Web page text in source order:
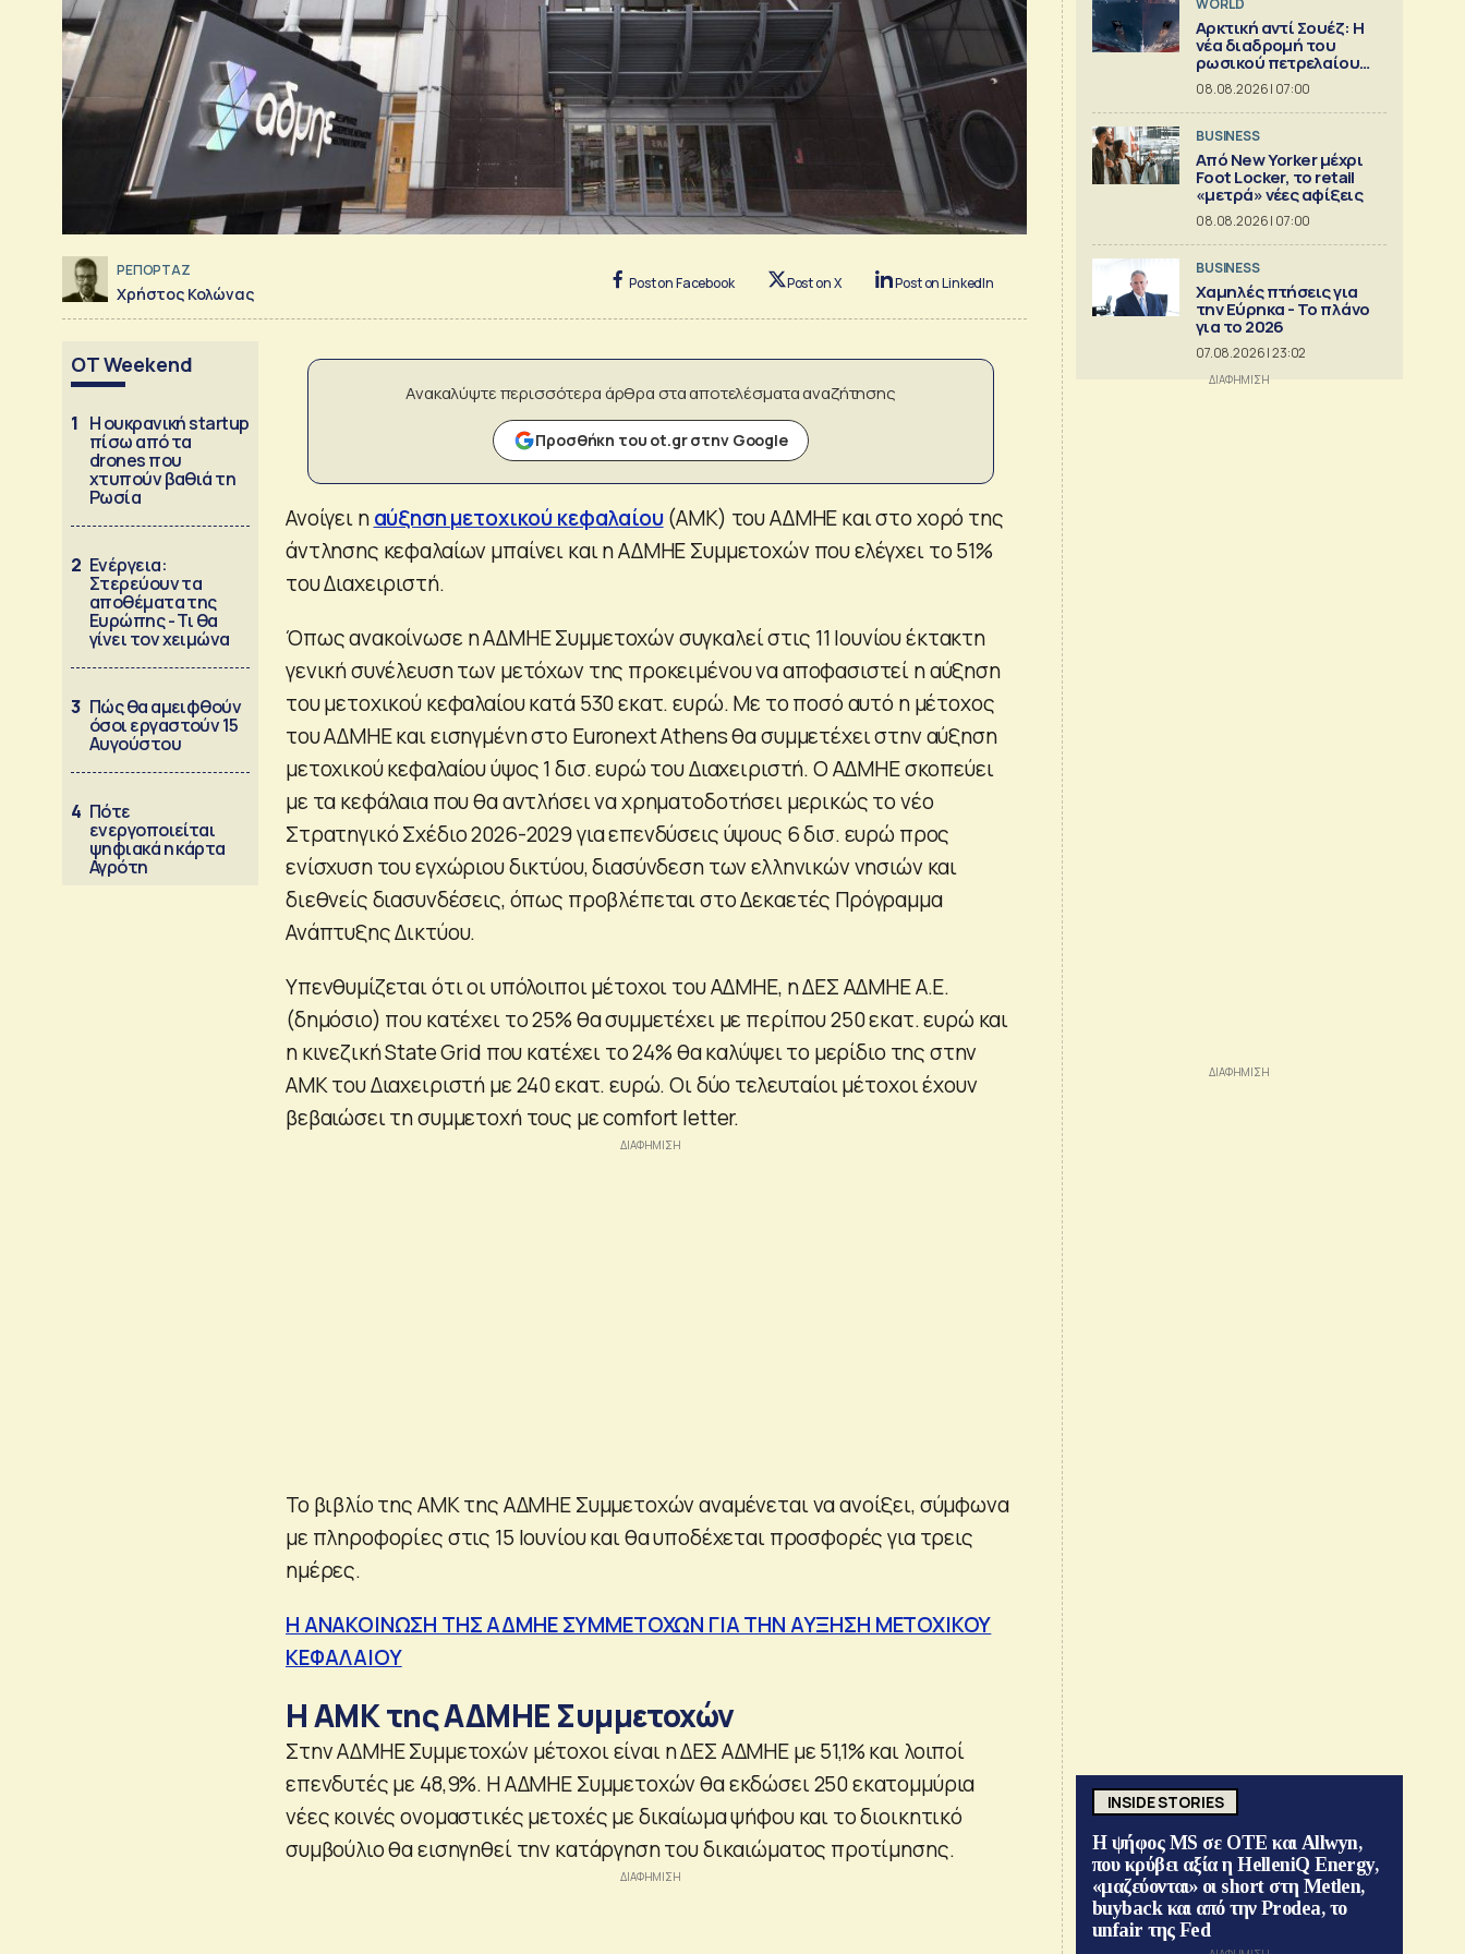
ΡΕΠΟΡΤΑΖ
Χρήστος Κολώνας
Post on Facebook Post on X Post on LinkedIn
OT Weekend
1 Η ουκρανική startup
πίσω από τα
drones που
χτυπούν βαθιά τη
Ρωσία
2 Ενέργεια:
Στερεύουν τα
αποθέματα της
Ευρώπης - Τι θα
γίνει τον χειμώνα
3 Πώς θα αμειφθούν
όσοι εργαστούν 15
Αυγούστου
4 Πότε
ενεργοποιείται
ψηφιακά η κάρτα
Αγρότη
Ανακαλύψτε περισσότερα άρθρα στα αποτελέσματα αναζήτησης
Προσθήκη του ot.gr στην Google
Ανοίγει ηαύξηση μετοχικού κεφαλαίου(ΑΜΚ) του ΑΔΜΗΕ και στο χορό της
άντλησης κεφαλαίων μπαίνει και η ΑΔΜΗΕ Συμμετοχών που ελέγχει το 51%
του Διαχειριστή.
Όπως ανακοίνωσε η ΑΔΜΗΕ Συμμετοχών συγκαλεί στις 11 Ιουνίου έκτακτη
γενική συνέλευση των μετόχων της προκειμένου να αποφασιστεί η αύξηση
του μετοχικού κεφαλαίου κατά 530 εκατ. ευρώ. Με το ποσό αυτό η μέτοχος
του ΑΔΜΗΕ και εισηγμένη στο Euronext Athens θα συμμετέχει στην αύξηση
μετοχικού κεφαλαίου ύψος 1 δισ. ευρώ του Διαχειριστή. Ο ΑΔΜΗΕ σκοπεύει
με τα κεφάλαια που θα αντλήσει να χρηματοδοτήσει μερικώς το νέο
Στρατηγικό Σχέδιο 2026-2029 για επενδύσεις ύψους 6 δισ. ευρώ προς
ενίσχυση του εγχώριου δικτύου, διασύνδεση των ελληνικών νησιών και
διεθνείς διασυνδέσεις, όπως προβλέπεται στο Δεκαετές Πρόγραμμα
Ανάπτυξης Δικτύου.
Υπενθυμίζεται ότι οι υπόλοιποι μέτοχοι του ΑΔΜΗΕ, η ΔΕΣ ΑΔΜΗΕ Α.Ε.
(δημόσιο) που κατέχει το 25% θα συμμετέχει με περίπου 250 εκατ. ευρώ και
η κινεζική State Grid που κατέχει το 24% θα καλύψει το μερίδιο της στην
ΑΜΚ του Διαχειριστή με 240 εκατ. ευρώ. Οι δύο τελευταίοι μέτοχοι έχουν
βεβαιώσει τη συμμετοχή τους με comfort letter.
Το βιβλίο της ΑΜΚ της ΑΔΜΗΕ Συμμετοχών αναμένεται να ανοίξει, σύμφωνα
με πληροφορίες στις 15 Ιουνίου και θα υποδέχεται προσφορές για τρεις
ημέρες.
Η ΑΝΑΚΟΙΝΩΣΗ ΤΗΣ ΑΔΜΗΕ ΣΥΜΜΕΤΟΧΩΝ ΓΙΑ ΤΗΝ ΑΥΞΗΣΗ ΜΕΤΟΧΙΚΟΥ
ΚΕΦΑΛΑΙΟΥ
Η ΑΜΚ της ΑΔΜΗΕ Συμμετοχών
Στην ΑΔΜΗΕ Συμμετοχών μέτοχοι είναι η ΔΕΣ ΑΔΜΗΕ με 51,1% και λοιποί
επενδυτές με 48,9%. Η ΑΔΜΗΕ Συμμετοχών θα εκδώσει 250 εκατομμύρια
νέες κοινές ονομαστικές μετοχές με δικαίωμα ψήφου και το διοικητικό
συμβούλιο θα εισηγηθεί την κατάργηση του δικαιώματος προτίμησης.
WORLD
Αρκτική αντί Σουέζ: Η
νέα διαδρομή του
ρωσικού πετρελαίου
[Γράφημα]
08.08.2026 | 07:00
BUSINESS
Από New Yorker μέχρι
Foot Locker, το retail
«μετρά» νέες αφίξεις
08.08.2026 | 07:00
BUSINESS
Χαμηλές πτήσεις για
την Εύρηκα - Το πλάνο
για το 2026
07.08.2026 | 23:02
INSIDE STORIES
Η ψήφος MS σε ΟΤΕ και Allwyn,
που κρύβει αξία η HelleniQ Energy,
«μαζεύονται» οι short στη Metlen,
buyback και από την Prodea, το
unfair της Fed